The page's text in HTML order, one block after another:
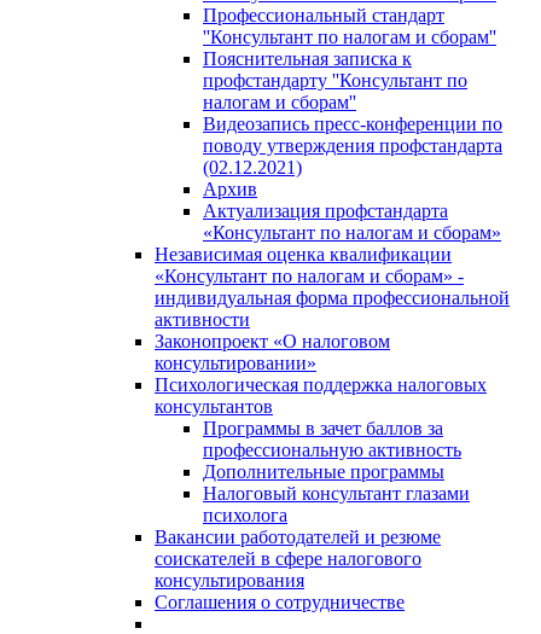
Профессиональный стандарт
''Консультант по налогам и сборам''
Пояснительная записка к
профстандарту ''Консультант по
налогам и сборам''
Видеозапись пресс-конференции по
поводу утверждения профстандарта
(02.12.2021)
Архив
Актуализация профстандарта
«Консультант по налогам и сборам»
Независимая оценка квалификации
«Консультант по налогам и сборам» -
индивидуальная форма профессиональной
активности
Законопроект «О налоговом
консультировании»
Психологическая поддержка налоговых
консультантов
Программы в зачет баллов за
профессиональную активность
Дополнительные программы
Налоговый консультант глазами
психолога
Вакансии работодателей и резюме
соискателей в сфере налогового
консультирования
Соглашения о сотрудничестве